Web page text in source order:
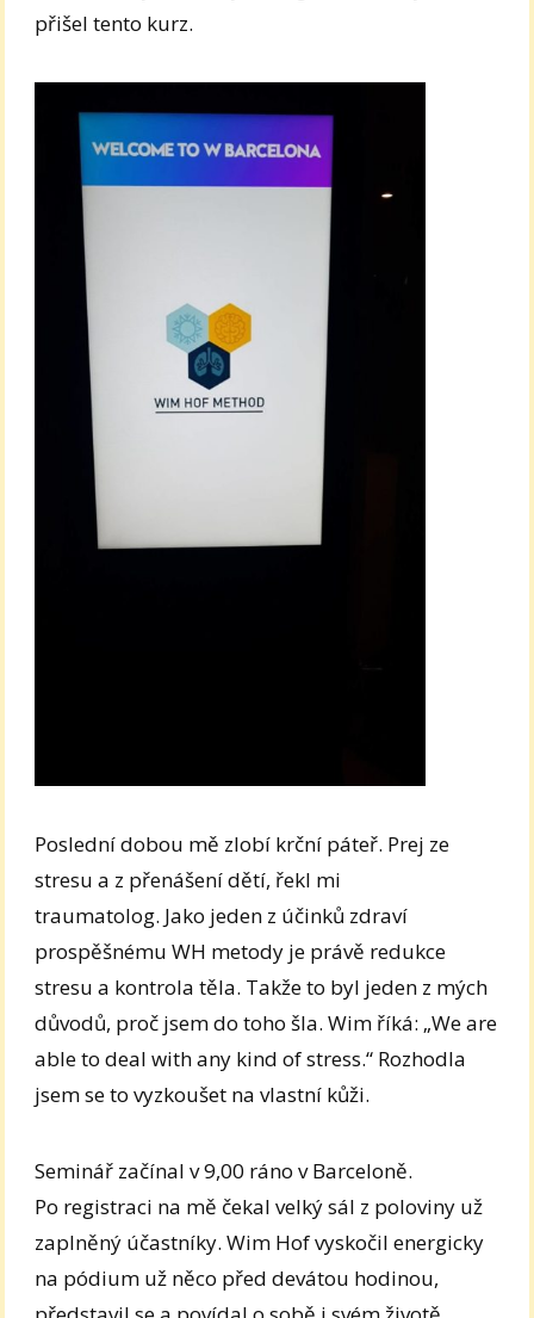
přišel tento kurz.
Poslední dobou mě zlobí krční páteř. Prej ze
stresu a z přenášení dětí, řekl mi
traumatolog. Jako jeden z účinků zdraví
prospěšnému WH metody je právě redukce
stresu a kontrola těla. Takže to byl jeden z mých
důvodů, proč jsem do toho šla. Wim říká: „We are
able to deal with any kind of stress.“ Rozhodla
jsem se to vyzkoušet na vlastní kůži.
Seminář začínal v 9,00 ráno v Barceloně.
Po registraci na mě čekal velký sál z poloviny už
zaplněný účastníky. Wim Hof vyskočil energicky
na pódium už něco před devátou hodinou,